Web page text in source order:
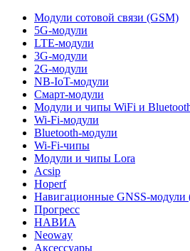
Модули сотовой связи (GSM)
5G-модули
LTE-модули
3G-модули
2G-модули
NB-IoT-модули
Смарт-модули
Модули и чипы WiFi и
Wi-Fi-модули
Bluetooth-модули
Wi-Fi-чипы
Модули и чипы Lora
Acsip
Hoperf
Навигационные GNSS-
Прогресс
НАВИА
Neoway
Аксессуары